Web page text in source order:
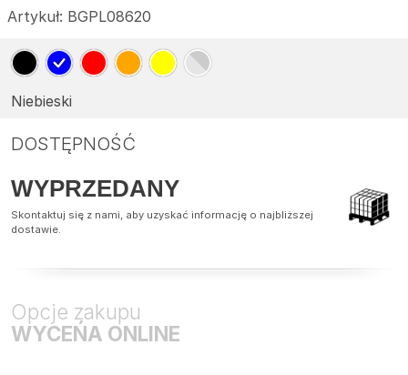
Artykuł: BGPL08620
Niebieski
DOSTĘPNOŚĆ
WYPRZEDANY
Skontaktuj się z nami, aby uzyskać informację o najbliższej
dostawie.
Opcje zakupu
WYCEŃA ONLINE